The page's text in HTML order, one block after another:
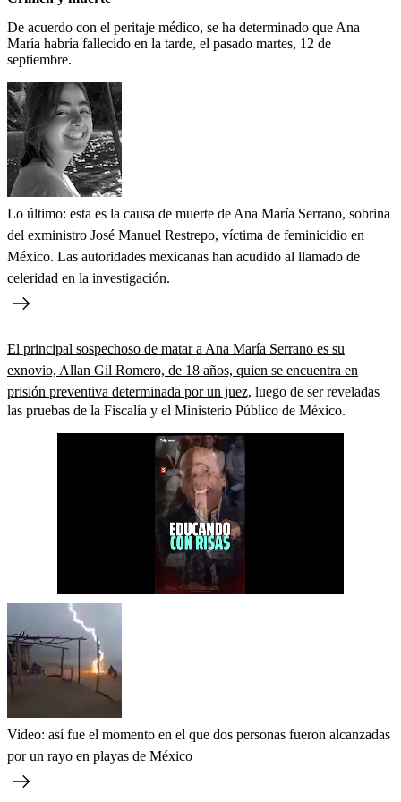
De acuerdo con el peritaje médico, se ha determinado que Ana
María habría fallecido en la tarde, el pasado martes, 12 de
septiembre.
Lo último: esta es la causa de muerte de Ana María Serrano, sobrina
del exministro José Manuel Restrepo, víctima de feminicidio en
México. Las autoridades mexicanas han acudido al llamado de
celeridad en la investigación.
El principal sospechoso de matar a Ana María Serrano es su
exnovio, Allan Gil Romero, de 18 años, quien se encuentra en
prisión preventiva determinada por un juez, luego de ser reveladas
las pruebas de la Fiscalía y el Ministerio Público de México.
Video: así fue el momento en el que dos personas fueron alcanzadas
por un rayo en playas de México